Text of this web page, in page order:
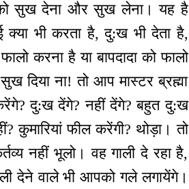
को सुख देना और सुख लेना। यह है
क्या भी करता है, दु:ख भी देता है,
करना है या बापदादा को फालो
दिया ना! तो आप मास्टर ब्रह्मा
दु:ख देंगे? नहीं देंगे? बहुत दु:ख
कुमारियां फील करेंगी? थोड़ा। तो
नहीं भूलो। वह गाली दे रहा है,
देने वाले भी आपको गले लगायेंगे।